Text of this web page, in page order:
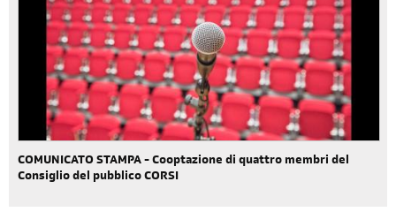
COMUNICATO STAMPA - Cooptazione di quattro membri del
Consiglio del pubblico CORSI